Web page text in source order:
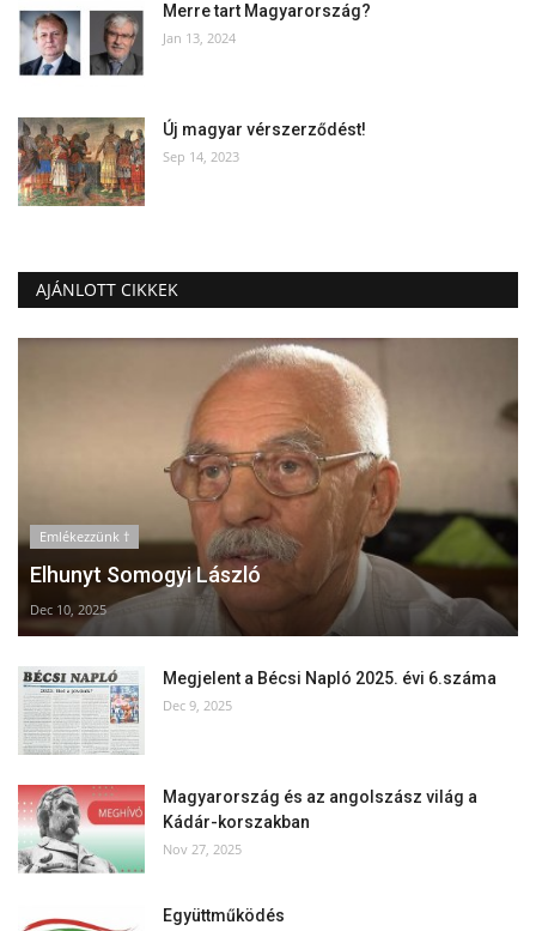
Merre tart Magyarország?
Jan 13, 2024
Új magyar vérszerződést!
Sep 14, 2023
AJÁNLOTT CIKKEK
Emlékezzünk †
Elhunyt Somogyi László
Dec 10, 2025
Megjelent a Bécsi Napló 2025. évi 6.száma
Dec 9, 2025
Magyarország és az angolszász világ a
Kádár-korszakban
Nov 27, 2025
Együttműködés